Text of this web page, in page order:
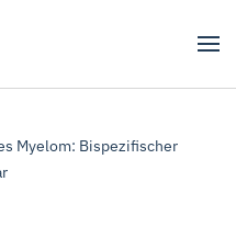
Myelom: Bispezifischer